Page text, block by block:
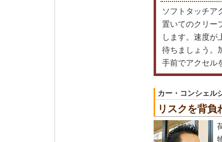
ソフトタッチア
置いてのクリー
します。速度が
待ちましょう。
手前でアクセル
カー・コンシェル
リスクを背負